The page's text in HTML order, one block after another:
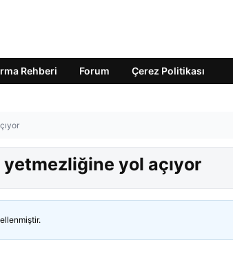
Rehberi Forum Çerez Politikası
yetmezliğine yol açıyor